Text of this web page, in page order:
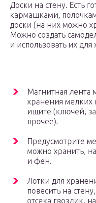
Доски на стену. Есть
кармашками,
доски (на них можно
Можно создать
и использовать их
Магнитная лента
хранения мелких
ищите (ключей,
прочее).
Предусмотрите
можно хранить,
и фен.
Лотки для
повесить на
отсека гвоздик,